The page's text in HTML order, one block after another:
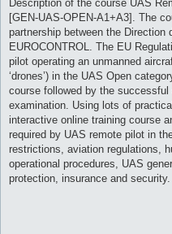
Description of the course UAS
[GEN-UAS-OPEN-A1+A3]. The
partnership between the Direction
EUROCONTROL. The EU
pilot operating an unmanned
‘drones’) in the UAS Open
course followed by the
examination. Using lots of
interactive online training course
required by UAS remote pilot in
restrictions, aviation regulations,
operational procedures, UAS
protection, insurance and security.